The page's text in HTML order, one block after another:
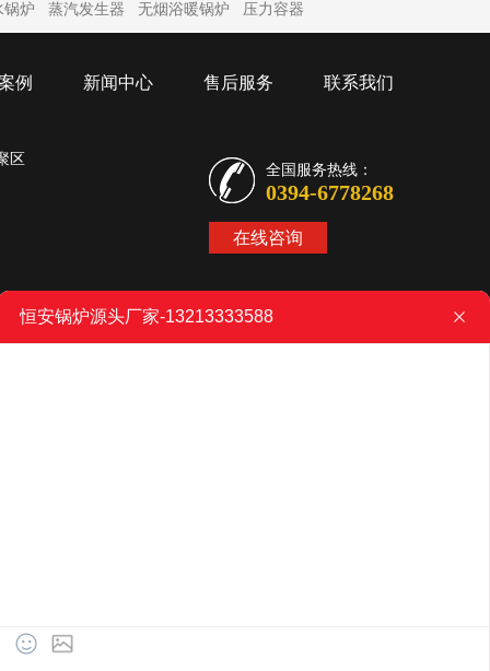
锅炉 蒸汽发生器 无烟浴暖锅炉 压力容器
例 新闻中心 售后服务 联系我们
区
全国服务热线：
0394-6778268
在线咨询